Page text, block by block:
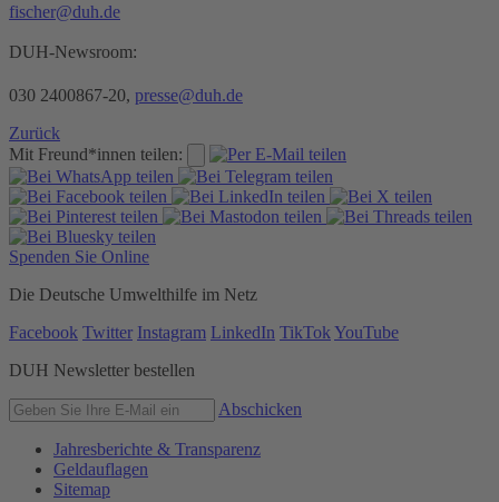
fischer@duh.de
DUH-Newsroom:
030 2400867-20, presse@duh.de
Zurück
Mit Freund*innen teilen:
Spenden Sie Online
Die Deutsche Umwelthilfe im Netz
Facebook Twitter Instagram LinkedIn TikTok YouTube
DUH Newsletter bestellen
Abschicken
Jahresberichte & Transparenz
Geldauflagen
Sitemap